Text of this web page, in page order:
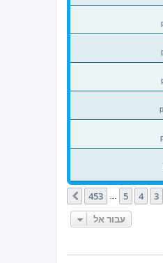
3
4
5
453 הבא
עבור אל